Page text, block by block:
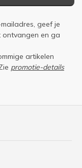
geef je
ontvangen en ga
artikelen
promotie-details